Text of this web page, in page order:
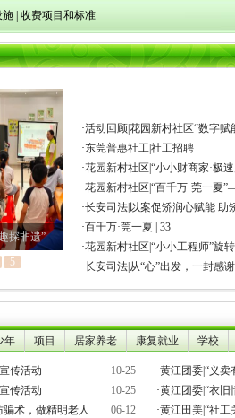
施 收费项目和标准
·活动回顾|花园新村社区“数字赋
·东莞普惠社工|社工招聘
·花园新村社区|“小小财商家·极
·花园新村社区|“百千万·莞一夏
·长安司法|以案促矫润心赋能 助
·百千万·莞一夏 | 33
·花园新村社区|“小小工程师”旋
·长安司法|从“心”出发，一封感
年 项目 居家养老 康复就业 学校
10-25
传活动
10-25
传活动
06-12
术，做精明老人
·黄江团委|“义
·黄江团委|“衣
·黄江田美|“社工